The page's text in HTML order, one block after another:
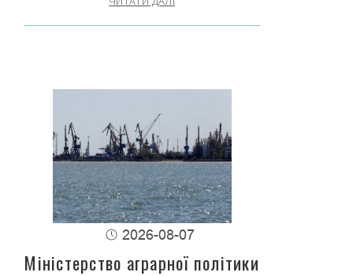
2026-08-07
Міністерство аграрної політики